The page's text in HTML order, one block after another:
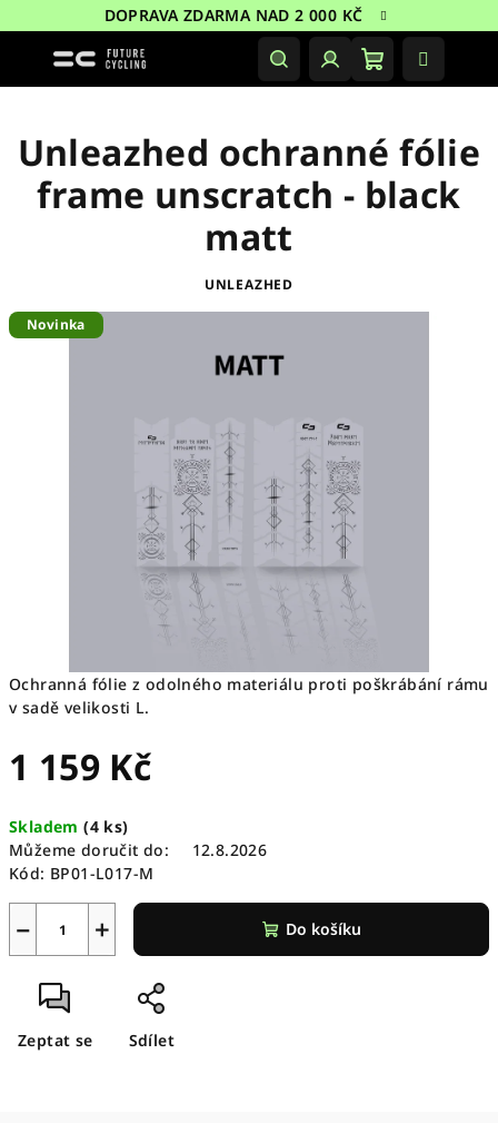
na
DOPRAVA ZDARMA NAD 2 000 KČ
HledatPřihlášeníNákupní
Ochranná fólie z odolného materiálu proti poškrábání rámu
v sadě velikosti L.
1 159 Kč
cena:
Skladem(4 ks)
Můžeme doručit do:
12.8.2026
Kód: BP01-L017-M
+
− Do košíku
Zeptat se Sdílet
Unleazhed ochranné fólie
frame unscratch - black
matt
UNLEAZHED
Novinka